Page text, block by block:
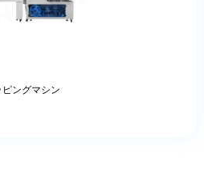
ングマシン